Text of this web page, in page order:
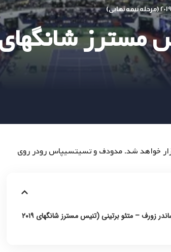
خواهد شد. مدودف و تسیتسیپاس رودر روی
الکساندر زورف – متئو برتینی (تنیس مسترز شانگهای ۲۰۱۹